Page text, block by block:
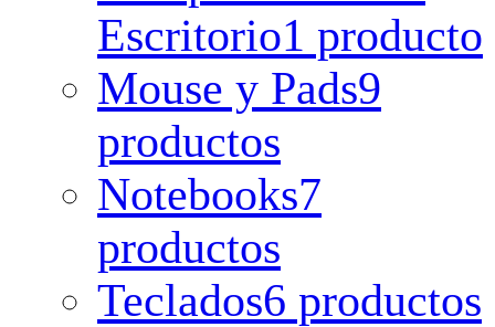
Escritorio1 producto
Mouse y Pads9
productos
Notebooks7
productos
Teclados6 productos